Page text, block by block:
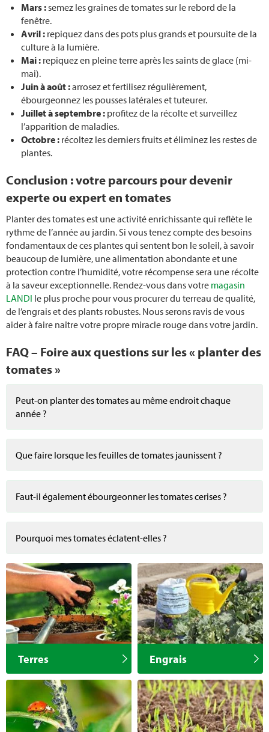
Mars : semez les graines de tomates sur le rebord de la
fenêtre.
Avril : repiquez dans des pots plus grands et poursuite de la
culture à la lumière.
Mai : repiquez en pleine terre après les saints de glace (mi-
mai).
Juin à août :arrosez et fertilisez régulièrement,
ébourgeonnez les pousses latérales et tuteurer.
Juillet à septembre : profitez de la récolte et surveillez
l’apparition de maladies.
Octobre : récoltez les derniers fruits et éliminez les restes de
plantes.
Conclusion : votre parcours pour devenir
experte ou expert en tomates
Planter des tomates est une activité enrichissante qui reflète le
rythme de l’année au jardin. Si vous tenez compte des besoins
fondamentaux de ces plantes qui sentent bon le soleil, à savoir
beaucoup de lumière, une alimentation abondante et une
protection contre l’humidité, votre récompense sera une récolte
à la saveur exceptionnelle. Rendez-vous dans votre magasin
LANDI le plus proche pour vous procurer du terreau de qualité,
de l’engrais et des plants robustes. Nous serons ravis de vous
aider à faire naître votre propre miracle rouge dans votre jardin.
FAQ – Foire aux questions sur les « planter des
tomates »
Peut-on planter des tomates au même endroit chaque
année ?
Que faire lorsque les feuilles de tomates jaunissent ?
Faut-il également ébourgeonner les tomates cerises ?
Pourquoi mes tomates éclatent-elles ?
Terres Engrais